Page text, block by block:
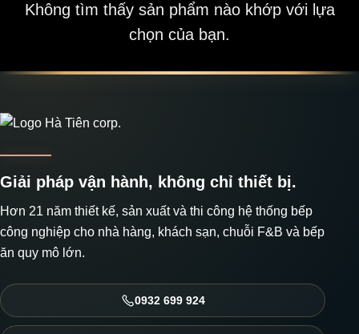
Không tìm thấy sản phẩm nào khớp với lựa
chọn của bạn.
Giải pháp vận hành, không chỉ thiết bị.
Hơn 21 năm thiết kế, sản xuất và thi công hệ thống bếp
công nghiệp cho nhà hàng, khách sạn, chuỗi F&B và bếp
ăn quy mô lớn.
0932 699 924